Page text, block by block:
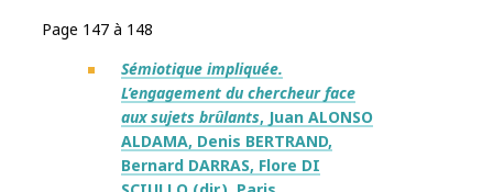
Page 147 à 148
Sémiotique impliquée.
L’engagement du chercheur face
aux sujets brûlants, Juan ALONSO
ALDAMA, Denis BERTRAND,
Bernard DARRAS, Flore DI